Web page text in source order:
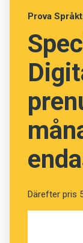
Prova
Därefter pris